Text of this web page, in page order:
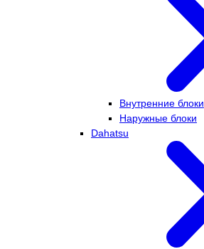
Внутренние блоки
Наружные блоки
Dahatsu